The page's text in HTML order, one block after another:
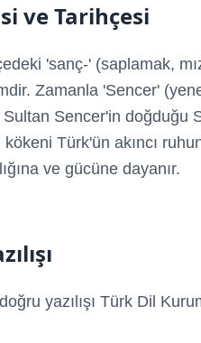
ve Tarihçesi
'sanç-' (saplamak,
Zamanla 'Sencer'
Sencer'in doğduğu
kökeni Türk'ün akıncı
ve gücüne dayanır.
yazılışı Türk Dil